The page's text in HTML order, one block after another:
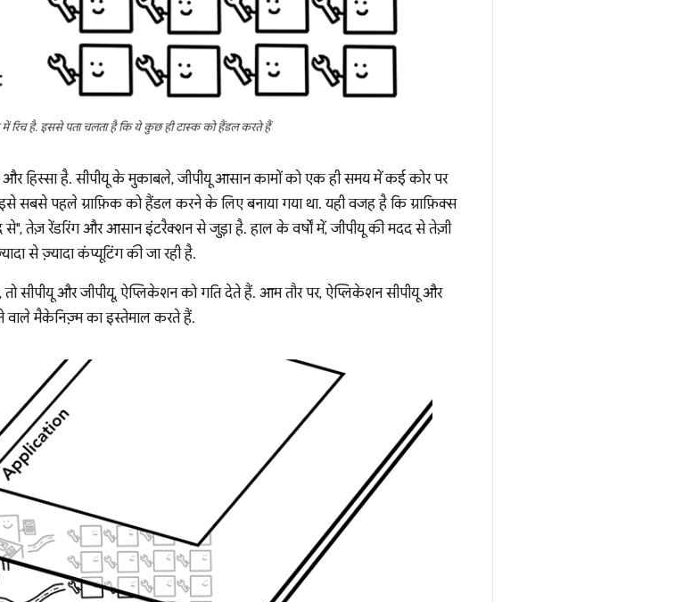
रिंच है. इससे पता चलता है कि ये कुछ ही टास्क को हैंडल करते हैं
हिस्सा है. सीपीयू के मुकाबले, जीपीयू आसान कामों को एक ही समय में कई कोर पर
सबसे पहले ग्राफ़िक को हैंडल करने के लिए बनाया गया था. यही वजह है कि ग्राफ़िक्स
से", तेज़ रेंडरिंग और आसान इंटरैक्शन से जुड़ा है. हाल के वर्षों में, जीपीयू की मदद से तेज़ी
से ज़्यादा कंप्यूटिंग की जा रही है.
सीपीयू और जीपीयू, ऐप्लिकेशन को गति देते हैं. आम तौर पर, ऐप्लिकेशन सीपीयू और
वाले मैकेनिज़्म का इस्तेमाल करते हैं.